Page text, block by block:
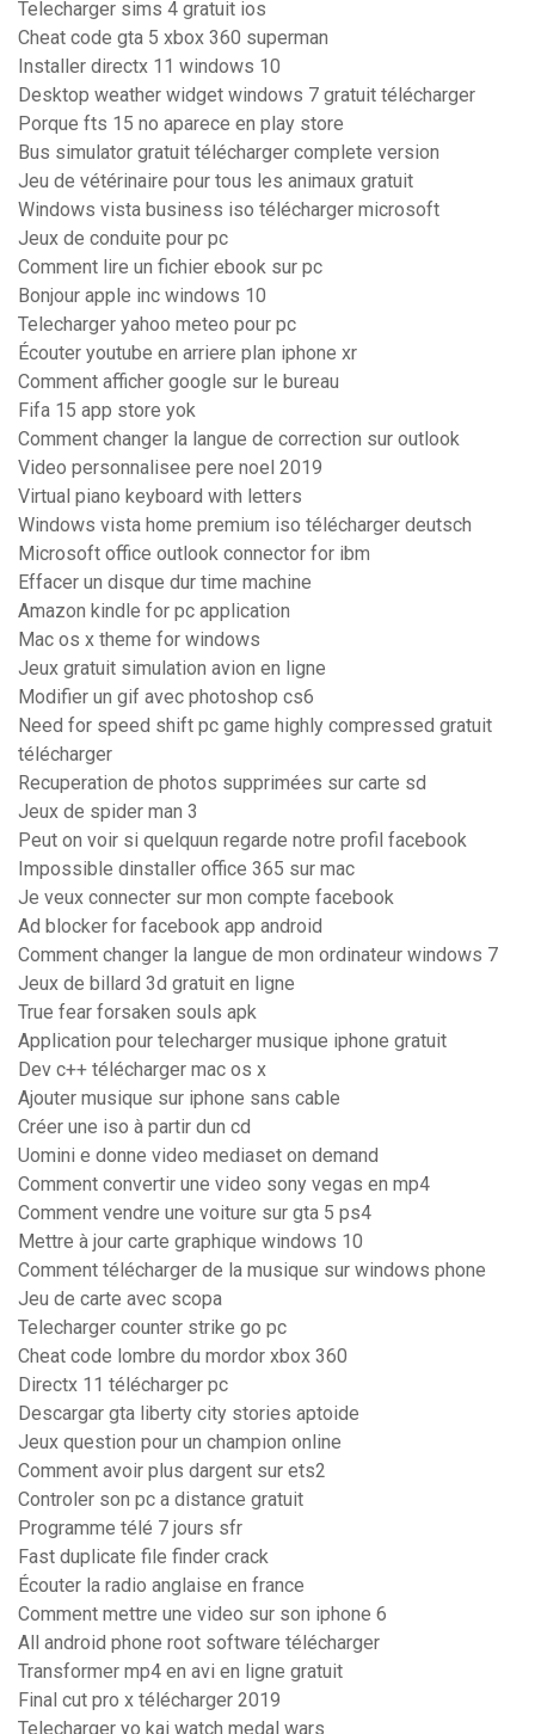
Telecharger sims 4 gratuit ios
Cheat code gta 5 xbox 360 superman
Installer directx 11 windows 10
Desktop weather widget windows 7 gratuit télécharger
Porque fts 15 no aparece en play store
Bus simulator gratuit télécharger complete version
Jeu de vétérinaire pour tous les animaux gratuit
Windows vista business iso télécharger microsoft
Jeux de conduite pour pc
Comment lire un fichier ebook sur pc
Bonjour apple inc windows 10
Telecharger yahoo meteo pour pc
Écouter youtube en arriere plan iphone xr
Comment afficher google sur le bureau
Fifa 15 app store yok
Comment changer la langue de correction sur outlook
Video personnalisee pere noel 2019
Virtual piano keyboard with letters
Windows vista home premium iso télécharger deutsch
Microsoft office outlook connector for ibm
Effacer un disque dur time machine
Amazon kindle for pc application
Mac os x theme for windows
Jeux gratuit simulation avion en ligne
Modifier un gif avec photoshop cs6
Need for speed shift pc game highly compressed gratuit
télécharger
Recuperation de photos supprimées sur carte sd
Jeux de spider man 3
Peut on voir si quelquun regarde notre profil facebook
Impossible dinstaller office 365 sur mac
Je veux connecter sur mon compte facebook
Ad blocker for facebook app android
Comment changer la langue de mon ordinateur windows 7
Jeux de billard 3d gratuit en ligne
True fear forsaken souls apk
Application pour telecharger musique iphone gratuit
Dev c++ télécharger mac os x
Ajouter musique sur iphone sans cable
Créer une iso à partir dun cd
Uomini e donne video mediaset on demand
Comment convertir une video sony vegas en mp4
Comment vendre une voiture sur gta 5 ps4
Mettre à jour carte graphique windows 10
Comment télécharger de la musique sur windows phone
Jeu de carte avec scopa
Telecharger counter strike go pc
Cheat code lombre du mordor xbox 360
Directx 11 télécharger pc
Descargar gta liberty city stories aptoide
Jeux question pour un champion online
Comment avoir plus dargent sur ets2
Controler son pc a distance gratuit
Programme télé 7 jours sfr
Fast duplicate file finder crack
Écouter la radio anglaise en france
Comment mettre une video sur son iphone 6
All android phone root software télécharger
Transformer mp4 en avi en ligne gratuit
Final cut pro x télécharger 2019
Telecharger yo kai watch medal wars